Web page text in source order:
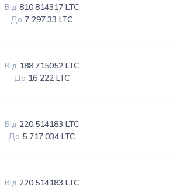
Від 810.814317 LTC
До 7 297.33 LTC
Від 188.715052 LTC
До 16 222 LTC
Від 220.514183 LTC
До 5 717.034 LTC
Від 220.514183 LTC